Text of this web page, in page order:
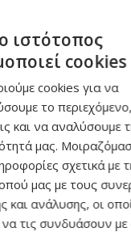
ιστότοπος
cookies
cookies για να
το
και να αναλύσουμε
μας.
σχετικά με
μας με τους
και ανάλυσης, οι
να τις συνδυάσουν με